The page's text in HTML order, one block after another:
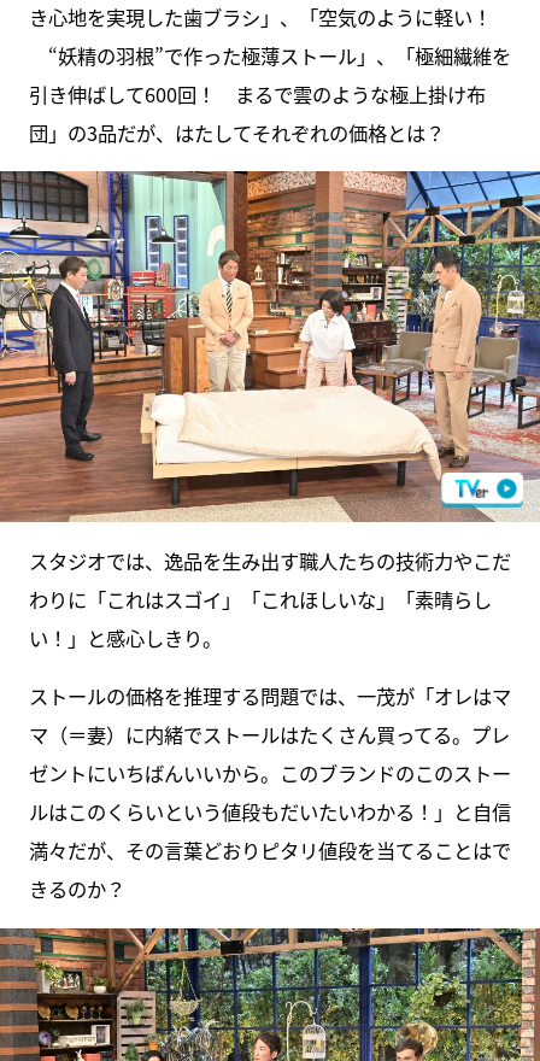
き心地を実現した歯ブラシ」、「空気のように軽い！
“妖精の羽根”で作った極薄ストール」、「極細繊維を
引き伸ばして600回！ まるで雲のような極上掛け布
団」の3品だが、はたしてそれぞれの価格とは？
スタジオでは、逸品を生み出す職人たちの技術力やこだ
わりに「これはスゴイ」「これほしいな」「素晴らし
い！」と感心しきり。
ストールの価格を推理する問題では、一茂が「オレはマ
マ（＝妻）に内緒でストールはたくさん買ってる。プレ
ゼントにいちばんいいから。このブランドのこのストー
ルはこのくらいという値段もだいたいわかる！」と自信
満々だが、その言葉どおりピタリ値段を当てることはで
きるのか？